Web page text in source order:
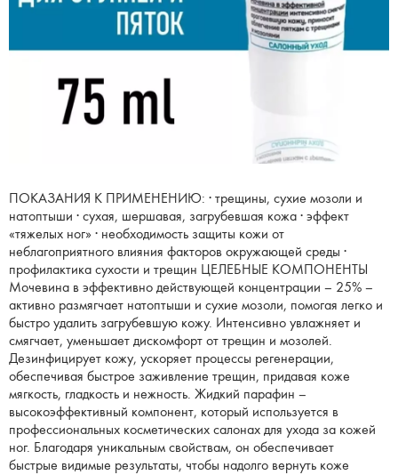
ПОКАЗАНИЯ К ПРИМЕНЕНИЮ: · трещины, сухие мозоли и
натоптыши · сухая, шершавая, загрубевшая кожа · эффект
«тяжелых ног» · необходимость защиты кожи от
неблагоприятного влияния факторов окружающей среды ·
профилактика сухости и трещин ЦЕЛЕБНЫЕ КОМПОНЕНТЫ
Мочевина в эффективно действующей концентрации – 25% –
активно размягчает натоптыши и сухие мозоли, помогая легко и
быстро удалить загрубевшую кожу. Интенсивно увлажняет и
смягчает, уменьшает дискомфорт от трещин и мозолей.
Дезинфицирует кожу, ускоряет процессы регенерации,
обеспечивая быстрое заживление трещин, придавая коже
мягкость, гладкость и нежность. Жидкий парафин –
высокоэффективный компонент, который используется в
профессиональных косметических салонах для ухода за кожей
ног. Благодаря уникальным свойствам, он обеспечивает
быстрые видимые результаты, чтобы надолго вернуть коже